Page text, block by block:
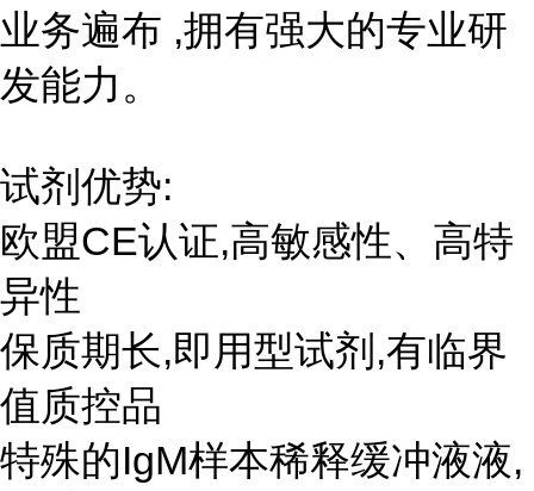
业务遍布 ,拥有强大的专业研
发能力。
试剂优势:
欧盟CE认证,高敏感性、高特
异性
保质期长,即用型试剂,有临界
值质控品
特殊的IgM样本稀释缓冲液液,